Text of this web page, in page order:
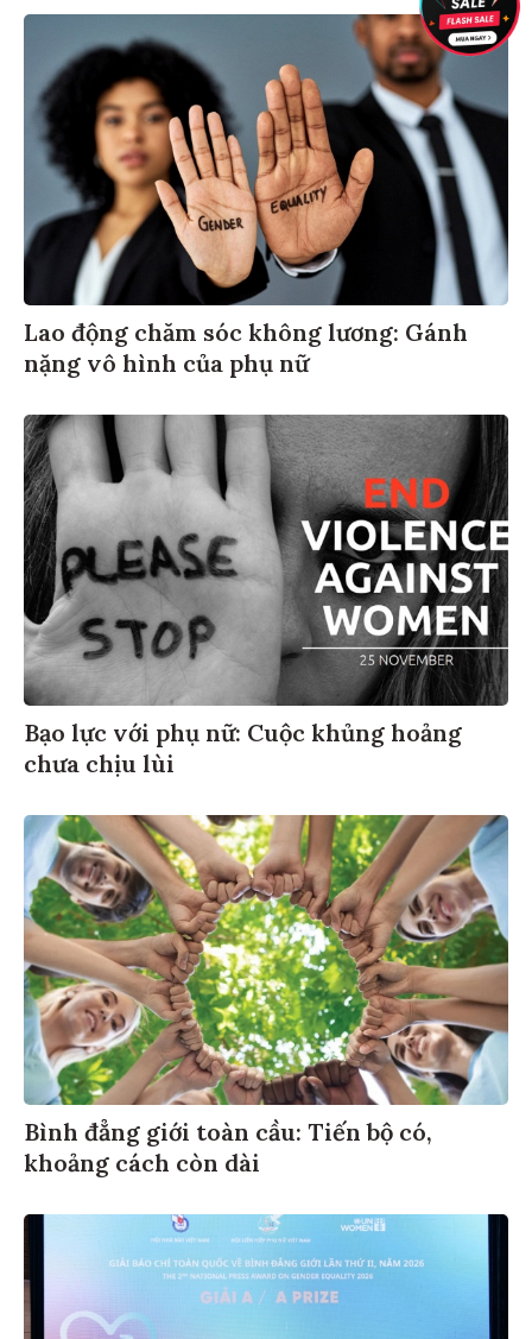
Lao động chăm sóc không lương: Gánh
nặng vô hình của phụ nữ
Bạo lực với phụ nữ: Cuộc khủng hoảng
chưa chịu lùi
Bình đẳng giới toàn cầu: Tiến bộ có,
khoảng cách còn dài